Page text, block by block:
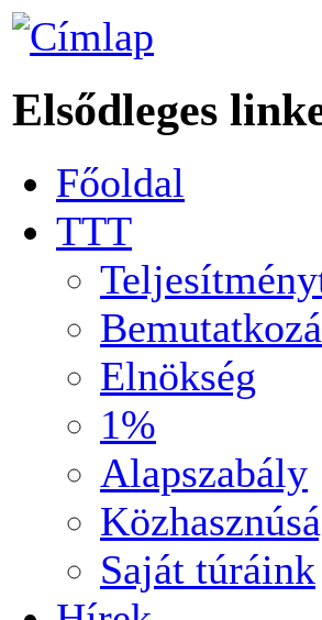
Elsődleges
Főoldal
TTT
Elnökség
1%
Alapszabály
Saját túráink